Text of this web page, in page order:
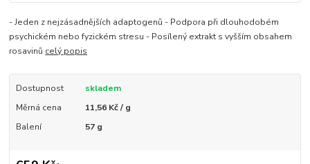
- Jeden z nejzásadnějších adaptogenů - Podpora při dlouhodobém
psychickém nebo fyzickém stresu - Posílený extrakt s vyšším obsahem
rosavinů celý popis
Dostupnost
skladem
Měrná cena
11,56 Kč / g
Balení
57 g